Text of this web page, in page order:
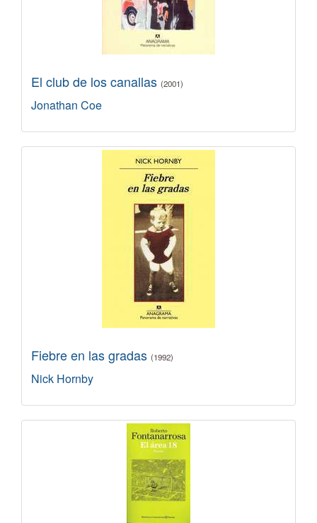
El club de los canallas (2001)
Jonathan Coe
Fiebre en las gradas (1992)
Nick Hornby